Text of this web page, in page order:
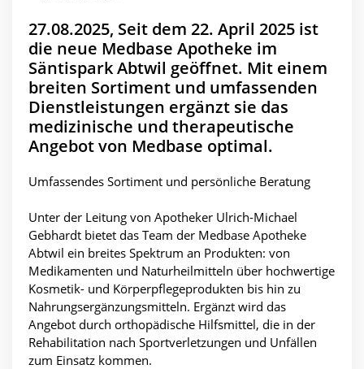
27.08.2025, Seit dem 22. April 2025 ist
die neue Medbase Apotheke im
Säntispark Abtwil geöffnet. Mit einem
breiten Sortiment und umfassenden
Dienstleistungen ergänzt sie das
medizinische und therapeutische
Angebot von Medbase optimal.
Umfassendes Sortiment und persönliche Beratung
Unter der Leitung von Apotheker Ulrich-Michael
Gebhardt bietet das Team der Medbase Apotheke
Abtwil ein breites Spektrum an Produkten: von
Medikamenten und Naturheilmitteln über hochwertige
Kosmetik- und Körperpflegeprodukten bis hin zu
Nahrungsergänzungsmitteln. Ergänzt wird das
Angebot durch orthopädische Hilfsmittel, die in der
Rehabilitation nach Sportverletzungen und Unfällen
zum Einsatz kommen.